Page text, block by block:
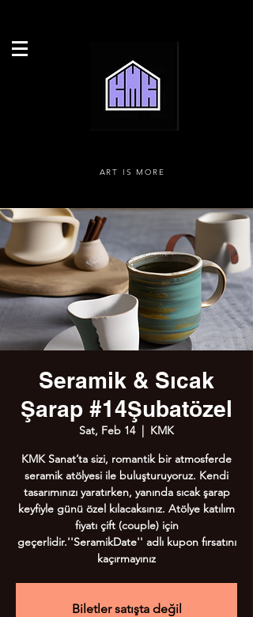
ART IS MORE
Seramik & Sıcak
Şarap #14Şubatözel
Sat, Feb 14
  |
KMK
KMK Sanat’ta sizi, romantik bir atmosferde
seramik atölyesi ile buluşturuyoruz. Kendi
tasarımınızı yaratırken, yanında sıcak şarap
keyfiyle günü özel kılacaksınız. Atölye katılım
fiyatı çift (couple) için
geçerlidir.''SeramikDate'' adlı kupon fırsatını
kaçırmayınız
Biletler satışta değil